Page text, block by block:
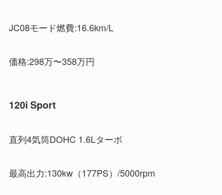
JC08モード燃費:16.6km/L
価格:298万〜358万円
120i Sport
直列4気筒DOHC 1.6Lターボ
最高出力:130kw（177PS）/5000rpm